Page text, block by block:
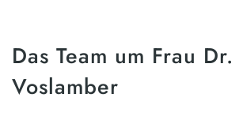
Das Team um Frau Dr.
Voslamber